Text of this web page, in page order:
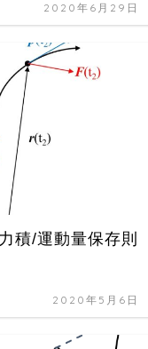
2020年6月29日
積/運動量保存則
2020年5月6日